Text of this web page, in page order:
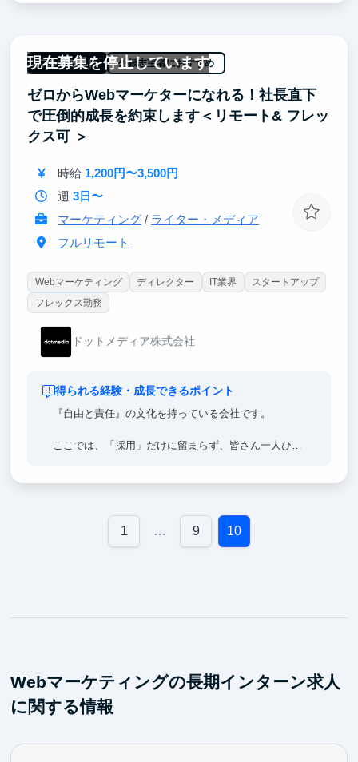
現在募集を停止しています
フルリモート 外銀志望者におすすめ
ゼロからWebマーケターになれる！社長直下
で圧倒的成長を約束します＜リモート& フレッ
クス可 ＞
時給 1,200円〜3,500円
週 3日〜
マーケティング/ ライター・メディア
フルリモート
Webマーケティング ディレクター IT業界
スタートアップ
フレックス勤務
ドットメディア株式会社
得られる経験・成長できるポイント
『自由と責任』の文化を持っている会社です。
ここでは、「採用」だけに留まらず、皆さん一人ひと
また私たちが提供するのは、これまでに無かった世界
ピード」を加速させる力を持つことを期待していま
1 … 9 10
Webマーケティングの長期インターン求人
に関する情報